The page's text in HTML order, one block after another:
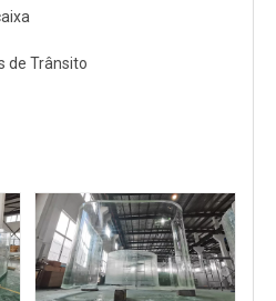
de Trânsito